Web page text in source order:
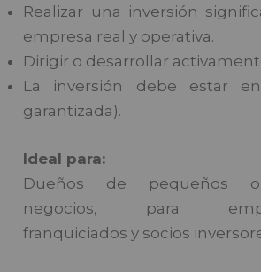
Realizar una inversión
empresa real y operativa.
Dirigir o desarrollar
La inversión debe estar
garantizada).
Ideal para:
Dueños de pequeños
negocios, para
franquiciados y socios